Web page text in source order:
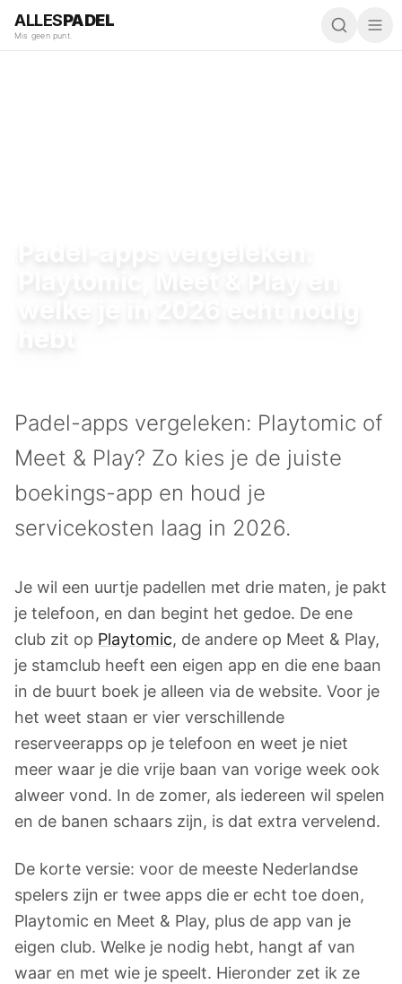
ALLESPADEL
Mis geen punt.
Padel-apps vergeleken: Playtomic of
Meet & Play? Zo kies je de juiste
boekings-app en houd je
servicekosten laag in 2026.
Je wil een uurtje padellen met drie maten, je pakt
je telefoon, en dan begint het gedoe. De ene
club zit op Playtomic, de andere op Meet & Play,
je stamclub heeft een eigen app en die ene baan
in de buurt boek je alleen via de website. Voor je
het weet staan er vier verschillende
reserveerapps op je telefoon en weet je niet
meer waar je die vrije baan van vorige week ook
alweer vond. In de zomer, als iedereen wil spelen
en de banen schaars zijn, is dat extra vervelend.
De korte versie: voor de meeste Nederlandse
spelers zijn er twee apps die er echt toe doen,
Playtomic en Meet & Play, plus de app van je
eigen club. Welke je nodig hebt, hangt af van
waar en met wie je speelt. Hieronder zet ik ze